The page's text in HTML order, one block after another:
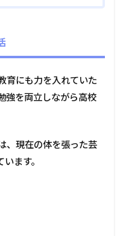
育にも力を入れていた
強を両立しながら高校
、現在の体を張った芸
ます。